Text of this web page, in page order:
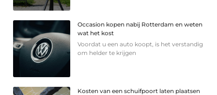
Occasion kopen nabij Rotterdam en weten
wat het kost
Voordat u een auto koopt, is het verstandig
om helder te krijgen
Kosten van een schuifpoort laten plaatsen